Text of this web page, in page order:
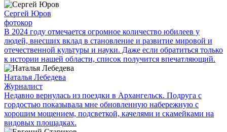
Сергей Юров
фотокор
В 2024 году отмечается огромное количество юбилеев у
людей, внесших вклад в становление и развитие мировой и
отечественной культуры и науки. Даже если обратиться только
к истории нашей области, список получится впечатляющий.
Наталья Лебедева
Журналист
Недавно вернулась из поездки в Архангельск. Подруга с
гордостью показывала мне обновленную набережную с
хорошим мощением, подсветкой, качелями и скамейками на
видовых площадках.